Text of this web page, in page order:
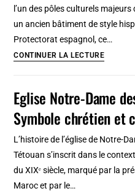
lieux
l’un des pôles culturels
un ancien bâtiment de style
Protectorat espagnol, ce…
CONTINUER LA LECTURECentre
de
Tétouan
Eglise Notre-Dame
Symbole chrétien et
L’histoire de l’église de Notre-
Tétouan s’inscrit dans le
du XIXᵉ siècle, marqué par la
Maroc et par le…